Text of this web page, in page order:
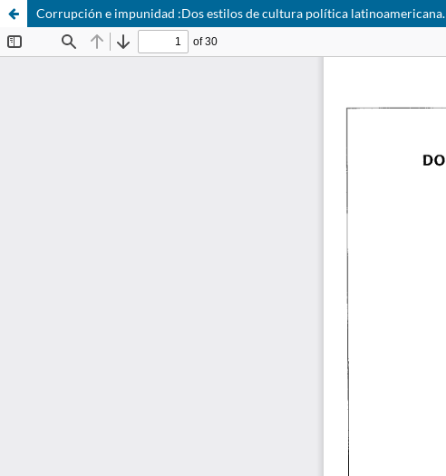
Corrupción e impunidad :Dos estilos de cultura política latinoamericana.